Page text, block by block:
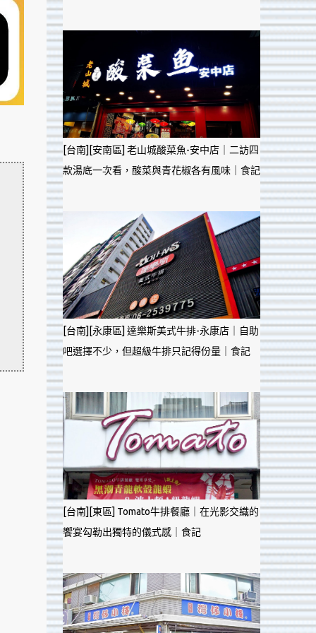
[台南][安南區] 老山城酸菜魚-安中店｜二訪四
款湯底一次看，酸菜與青花椒各有風味｜食記
[台南][永康區] 達樂斯美式牛排-永康店｜自助
吧選擇不少，但超級牛排只記得份量｜食記
[台南][東區] Tomato牛排餐廳｜在光影交織的
饗宴勾勒出獨特的儀式感｜食記